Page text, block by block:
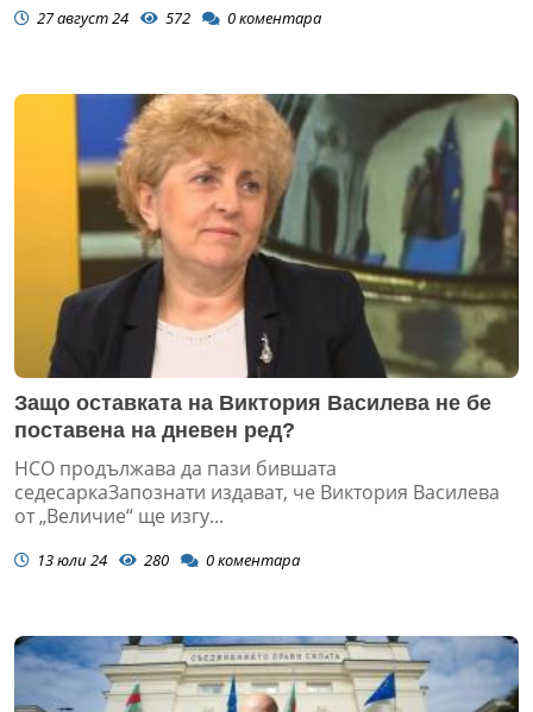
27 август 24 572 0коментара
Защо оставката на Виктория Василева не бе
поставена на дневен ред?
НСО продължава да пази бившата
седесаркаЗапознати издават, че Виктория Василева
от „Величие“ ще изгу...
13 юли 24 280 0коментара